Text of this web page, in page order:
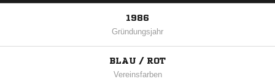
1986
Gründungsjahr
BLAU / ROT
Vereinsfarben